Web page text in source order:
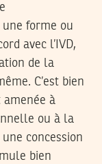
forme ou
avec l’IVD,
de la
C’est bien
à
ou à la
concession
bien